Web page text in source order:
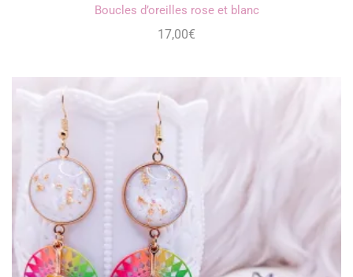
Boucles d’oreilles rose et blanc
17,00€